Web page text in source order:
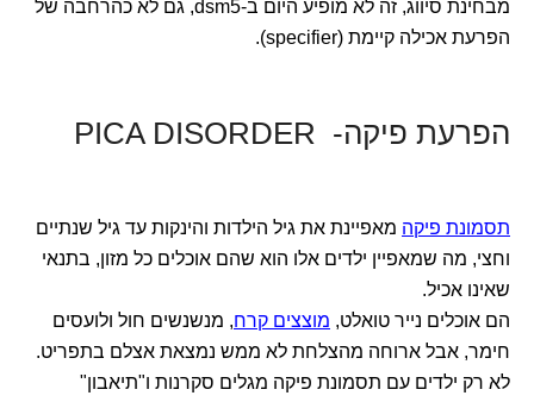
מבחינת סיווג, זה לא מופיע היום ב-dsm5, גם לא כהרחבה של
הפרעת אכילה קיימת (specifier).
הפרעת פיקה- PICA DISORDER
תסמונת פיקה מאפיינת את גיל הילדות והינקות עד גיל שנתיים
וחצי, מה שמאפיין ילדים אלו הוא שהם אוכלים כל מזון, בתנאי
שאינו אכיל.
הם אוכלים נייר טואלט, מוצצים קרח, מנשנשים חול ולועסים
חימר, אבל ארוחה מהצלחת לא ממש נמצאת אצלם בתפריט.
לא רק ילדים עם תסמונת פיקה מגלים סקרנות ו"תיאבון"